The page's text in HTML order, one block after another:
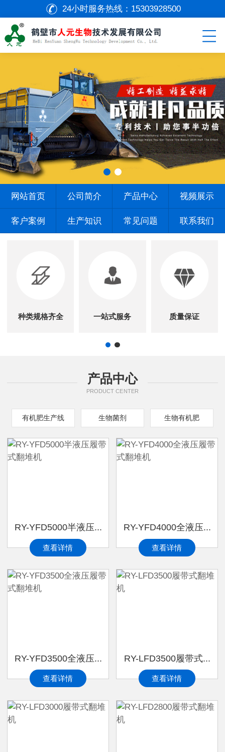
24小时服务热线： 15303928500
网站首页 公司简介 产品中心 视频展示
客户案例 生产知识 常见问题 联系我们
种类规格齐全 一站式服务 质量保证
产品中心
PRODUCT CENTER
有机肥生产线 生物菌剂 生物有机肥
RY-YFD5000半液压...
查看详情
RY-YFD4000全液压...
查看详情
RY-YFD3500全液压...
查看详情
RY-LFD3500履带式...
查看详情